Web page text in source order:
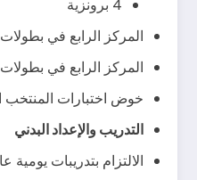
4 برونزية
المركز الرابع في بطولات
المركز الرابع في
خوض اختبارات
التدريب والإعداد البدني
الالتزام بتدريبات يومية